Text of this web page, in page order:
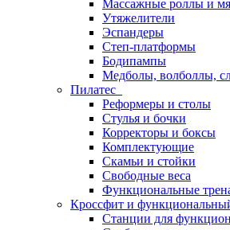
Массажные роллы и
Утяжелители
Эспандеры
Степ-платформы
Бодипампы
Медболы, волболлы,
Пилатес
Реформеры и столы
Стулья и бочки
Корректоры и боксы
Комплектующие
Скамьи и стойки
Свободные веса
Функциональные
Кроссфит и
Станции для